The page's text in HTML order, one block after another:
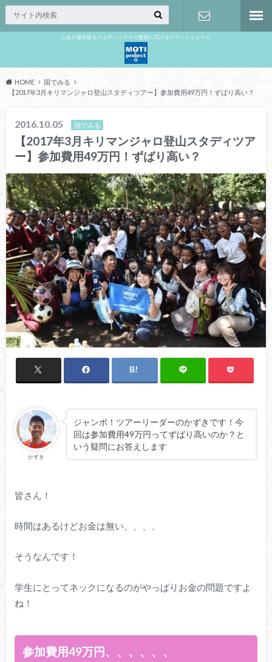
人生の選択肢をスタディツアーで無限に広げるプラットフォーム
HOME
国でみる
【2017年3月キリマンジャロ登山スタディツアー】参加費用49万円！ずばり高い？
2016.10.05 国でみる
【2017年3月キリマンジャロ登山スタディツア
ー】参加費用49万円！ずばり高い？
かずき
ジャンボ！ツアーリーダーのかずきです！今
回は参加費用49万円ってずばり高いのか？と
いう疑問にお答えします
皆さん！
時間はあるけどお金は無い、、、、
そうなんです！
学生にとってネックになるのがやっぱりお金の問題ですよ
ね！
参加費用49万円、、、、、、